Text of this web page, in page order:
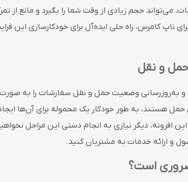
حجم زیادی از وقت شما را بگیرد و مانع از
کامرس، راه حلی ایده‌آل برای خودکارسازی این
و نقل
و به‌روزرسانی وضعیت حمل و نقل سفارشات را به صورت
هستند، به طور خودکار یک محموله برای آن‌ها
افزونه، دیگر نیازی به انجام دستی این مراحل
و ارائه خدمات به مشتریان کنید.
ضروری است؟